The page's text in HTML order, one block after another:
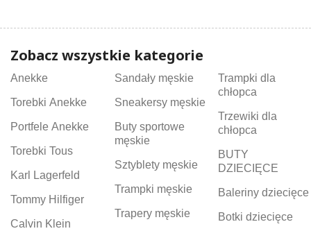
Zobacz wszystkie kategorie
Anekke
Torebki Anekke
Portfele Anekke
Torebki Tous
Karl Lagerfeld
Tommy Hilfiger
Calvin Klein
Sandały męskie
Sneakersy męskie
Buty sportowe
męskie
Sztyblety męskie
Trampki męskie
Trapery męskie
Trampki dla
chłopca
Trzewiki dla
chłopca
BUTY
DZIECIĘCE
Baleriny dziecięce
Botki dziecięce